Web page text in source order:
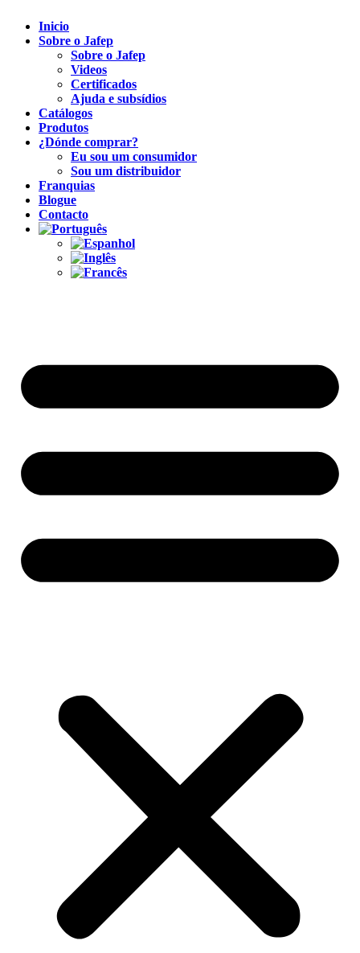
Inicio
Sobre o Jafep
Sobre o Jafep
Videos
Certificados
Ajuda e subsídios
Catálogos
Produtos
¿Dónde comprar?
Eu sou um consumidor
Sou um distribuidor
Franquias
Blogue
Contacto